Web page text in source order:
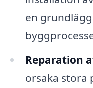
en
Reparation
orsaka stora